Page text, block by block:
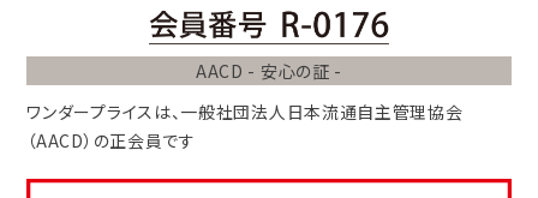
AACD - 安心の証 -
ワンダープライスは、 一般社団法人 日本流通自主管理協会
（AACD） の正会員です